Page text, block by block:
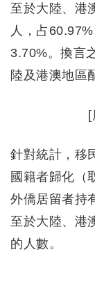
至於大陸、港
人，占
3.70%。換言
陸及港澳地區
針對統計，移
國籍者歸化（
外僑居留者持
至於大陸、港
的人數。